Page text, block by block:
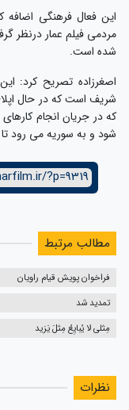
این فعال فرهنگی
شده است.
اصغرزاده تصریح کرد:
شریف است که در حال
که در جریان انجام
شود و به سوریه می رود
?p=9319
مطالب مرتبط
فراخوان پویش قیام راویان
تمدید شد
مِثلی لا یُبایِعُ مِثلَ یَزید
نظرات